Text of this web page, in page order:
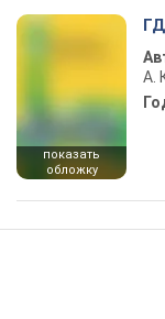
показать
обложку
А.